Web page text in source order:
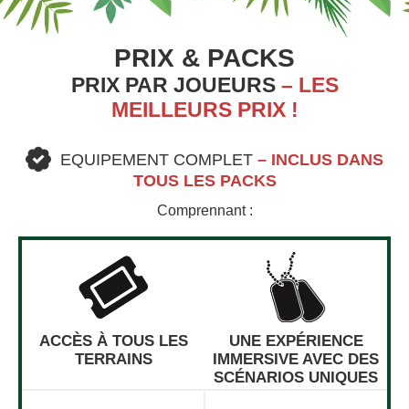
PRIX & PACKS
PRIX PAR JOUEURS – LES
MEILLEURS PRIX !
EQUIPEMENT COMPLET – INCLUS DANS
TOUS LES PACKS
Comprennant :
ACCÈS À TOUS LES
TERRAINS
UNE EXPÉRIENCE
IMMERSIVE AVEC DES
SCÉNARIOS UNIQUES